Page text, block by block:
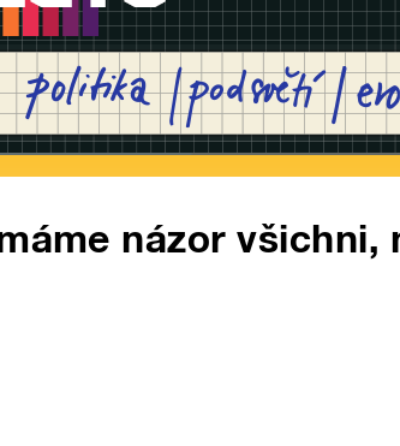
názor všichni,